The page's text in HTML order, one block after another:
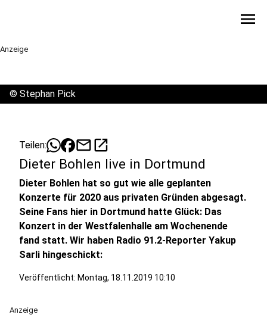
menu
Anzeige
© Stephan Pick
Teilen: mailopen_in_new
Dieter Bohlen live in Dortmund
Dieter Bohlen hat so gut wie alle geplanten
Konzerte für 2020 aus privaten Gründen abgesagt.
Seine Fans hier in Dortmund hatte Glück: Das
Konzert in der Westfalenhalle am Wochenende
fand statt. Wir haben Radio 91.2-Reporter Yakup
Sarli hingeschickt:
Veröffentlicht: Montag, 18.11.2019 10:10
Anzeige